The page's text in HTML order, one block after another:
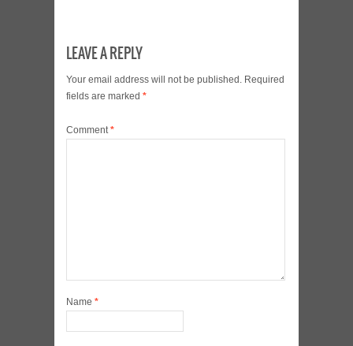
LEAVE A REPLY
Your email address will not be published. Required
fields are marked *
Comment*
Name *